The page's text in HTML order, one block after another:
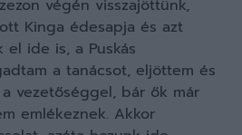
végén visszajöttünk,
Kinga édesapja és azt
el ide is, a Puskás
a tanácsot, eljöttem és
vezetőséggel, bár ők már
emlékeznek. Akkor